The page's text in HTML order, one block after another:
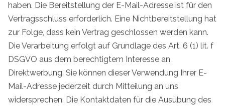
haben. Die Bereitstellung der E-Mail-Adresse ist für den
Vertragsschluss erforderlich. Eine Nichtbereitstellung hat
zur Folge, dass kein Vertrag geschlossen werden kann.
Die Verarbeitung erfolgt auf Grundlage des Art. 6 (1) lit. f
DSGVO aus dem berechtigtem Interesse an
Direktwerbung. Sie können dieser Verwendung Ihrer E-
Mail-Adresse jederzeit durch Mitteilung an uns
widersprechen. Die Kontaktdaten für die Ausübung des